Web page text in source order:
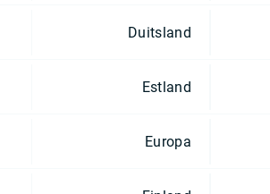
Duitsland
Estland
Europa